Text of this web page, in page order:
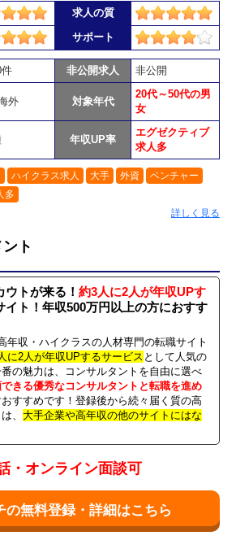
求人の質
サポート
非公開求人 非公開
外 対象年代
20代～50代の男
女
年収UP率
エグゼクティブ
求人多
ハイクラス求人 大手 外資
ベンチャー
多
詳しく見る
ト
ウトが来る！約3人に2人が年収UPす
イト！年収500万円以上の方におすす
年収・ハイクラスの人材専門の転職サイト
に2人が年収UPするサービス として人気の
の魅力は、コンサルタントを自由に選べ
きる優秀なコンサルタントと転職を進め
すすめです！登録後から続々届く質の高
、 大手企業や高年収の他のサイトにはな
・オンライン面談可
の無料登録・詳細はこちら